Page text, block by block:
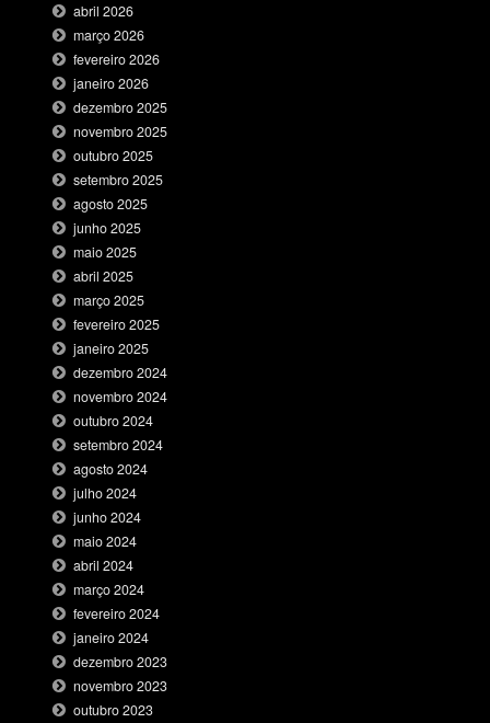
abril 2026
março 2026
fevereiro 2026
janeiro 2026
dezembro 2025
novembro 2025
outubro 2025
setembro 2025
agosto 2025
junho 2025
maio 2025
abril 2025
março 2025
fevereiro 2025
janeiro 2025
dezembro 2024
novembro 2024
outubro 2024
setembro 2024
agosto 2024
julho 2024
junho 2024
maio 2024
abril 2024
março 2024
fevereiro 2024
janeiro 2024
dezembro 2023
novembro 2023
outubro 2023